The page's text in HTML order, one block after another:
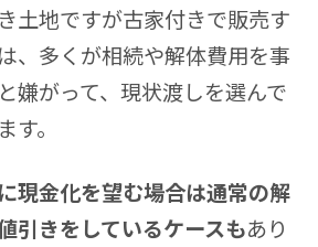
土地ですが古家付きで販売す
、多くが相続や解体費用を事
嫌がって、現状渡しを選んで
。
現金化を望む場合は通常の解
引きをしているケースもあり